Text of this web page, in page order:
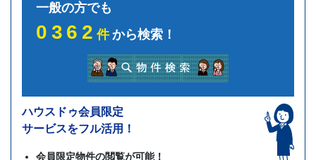
一般の方でも
0362件から検索！
ハウスドゥ会員限定
サービスをフル活用！
会員限定物件の閲覧が可能！